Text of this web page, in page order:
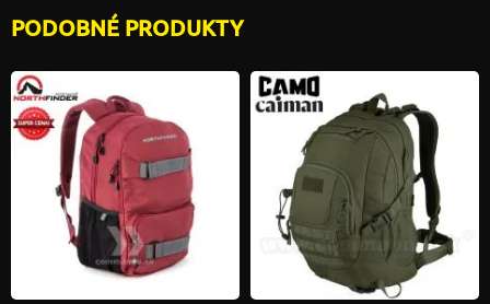
PODOBNÉ PRODUKTY